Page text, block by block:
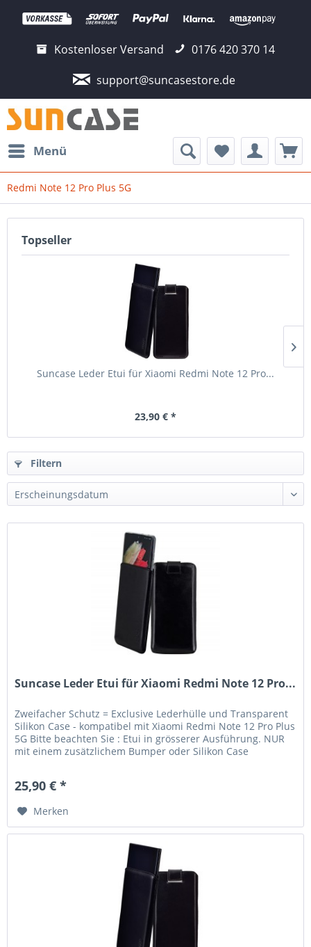
Kostenloser Versand
0176 420 370 14
support@suncasestore.de
Menü
Redmi Note 12 Pro Plus 5G
Topseller
Suncase Leder Etui für Xiaomi Redmi Note 12 Pro...
23,90 € *
Filtern
Suncase Leder Etui für Xiaomi Redmi Note 12 Pro...
Zweifacher Schutz = Exclusive Lederhülle und Transparent
Silikon Case - kompatibel mit Xiaomi Redmi Note 12 Pro Plus
5G Bitte beachten Sie : Etui in grösserer Ausführung. NUR
mit einem zusätzlichem Bumper oder Silikon Case
25,90 € *
Merken